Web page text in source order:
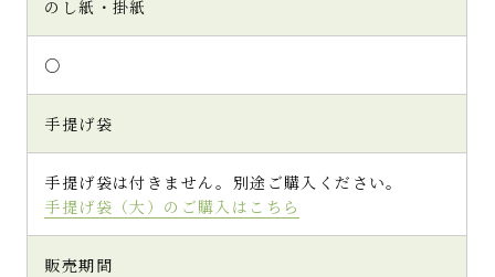
茶クッキーとは格段に違う品質の高さが感じ
られます。
がら内側はしっとり感のある食べ心地で１枚
でも十分な満足感があると思いました。
が細やかに輝いており、ひとつひとつ丁寧に
作られている印象を受けました。
保存料や着色料などの気になる添加物が不使
用なところも安心感があり、大切なお客様へ
のし紙・掛紙
○
手提げ袋
手提げ袋は付きません。別途ご購入ください。
手提げ袋（大）のご購入はこちら
販売期間